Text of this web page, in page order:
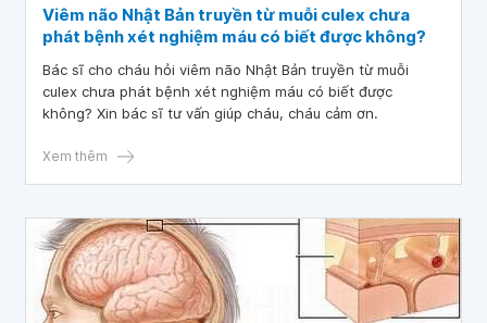
Viêm não Nhật Bản truyền từ muỗi culex chưa
phát bệnh xét nghiệm máu có biết được không?
Bác sĩ cho cháu hỏi viêm não Nhật Bản truyền từ muỗi
culex chưa phát bệnh xét nghiệm máu có biết được
không? Xin bác sĩ tư vấn giúp cháu, cháu cảm ơn.
Xem thêm